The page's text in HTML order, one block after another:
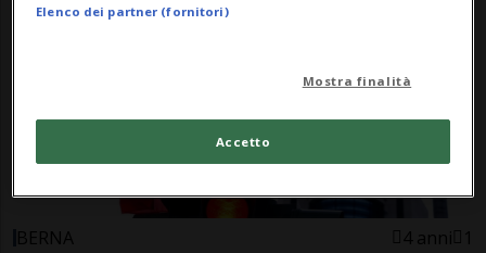
BERNA 4 anni 1
Elenco dei partner (fornitori)
Mostra finalità
Accetto